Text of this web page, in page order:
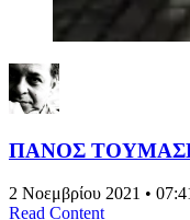
ΠΑΝΟΣ
2 Νοεμβρίου 2021 •
Read Content